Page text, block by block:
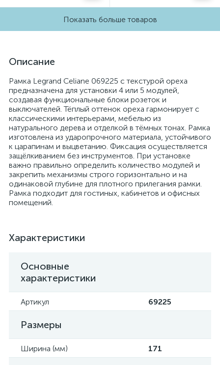
Показать больше товаров
Описание
Рамка Legrand Celiane 069225 с текстурой ореха
предназначена для установки 4 или 5 модулей,
создавая функциональные блоки розеток и
выключателей. Тёплый оттенок ореха гармонирует с
классическими интерьерами, мебелью из
натурального дерева и отделкой в тёмных тонах. Рамка
изготовлена из ударопрочного материала, устойчивого
к царапинам и выцветанию. Фиксация осуществляется
защёлкиванием без инструментов. При установке
важно правильно определить количество модулей и
закрепить механизмы строго горизонтально и на
одинаковой глубине для плотного прилегания рамки.
Рамка подходит для гостиных, кабинетов и офисных
помещений.
Характеристики
Основные
характеристики
Артикул 69225
Размеры
Ширина (мм) 171